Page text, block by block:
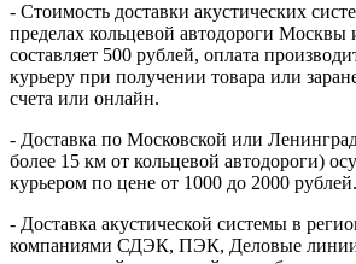
- Стоимость доставки акустических
пределах кольцевой автодороги Москвы
составляет 500 рублей, оплата
курьеру при получении товара или
счета или онлайн.
- Доставка по Московской или
более 15 км от кольцевой автодороги)
курьером по цене от 1000 до 2000 рублей.
- Доставка акустической системы в
компаниями СДЭК, ПЭК, Деловые